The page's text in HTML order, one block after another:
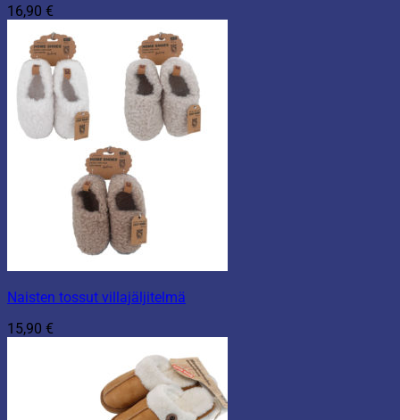
16,90 €
Naisten tossut villajäljitelmä
15,90 €